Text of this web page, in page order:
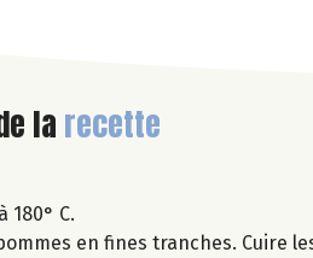
larecette
180° C.
en fines tranches. Cuire